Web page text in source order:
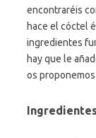
encontraréis
hace el cóctel
ingredientes
hay que le
os